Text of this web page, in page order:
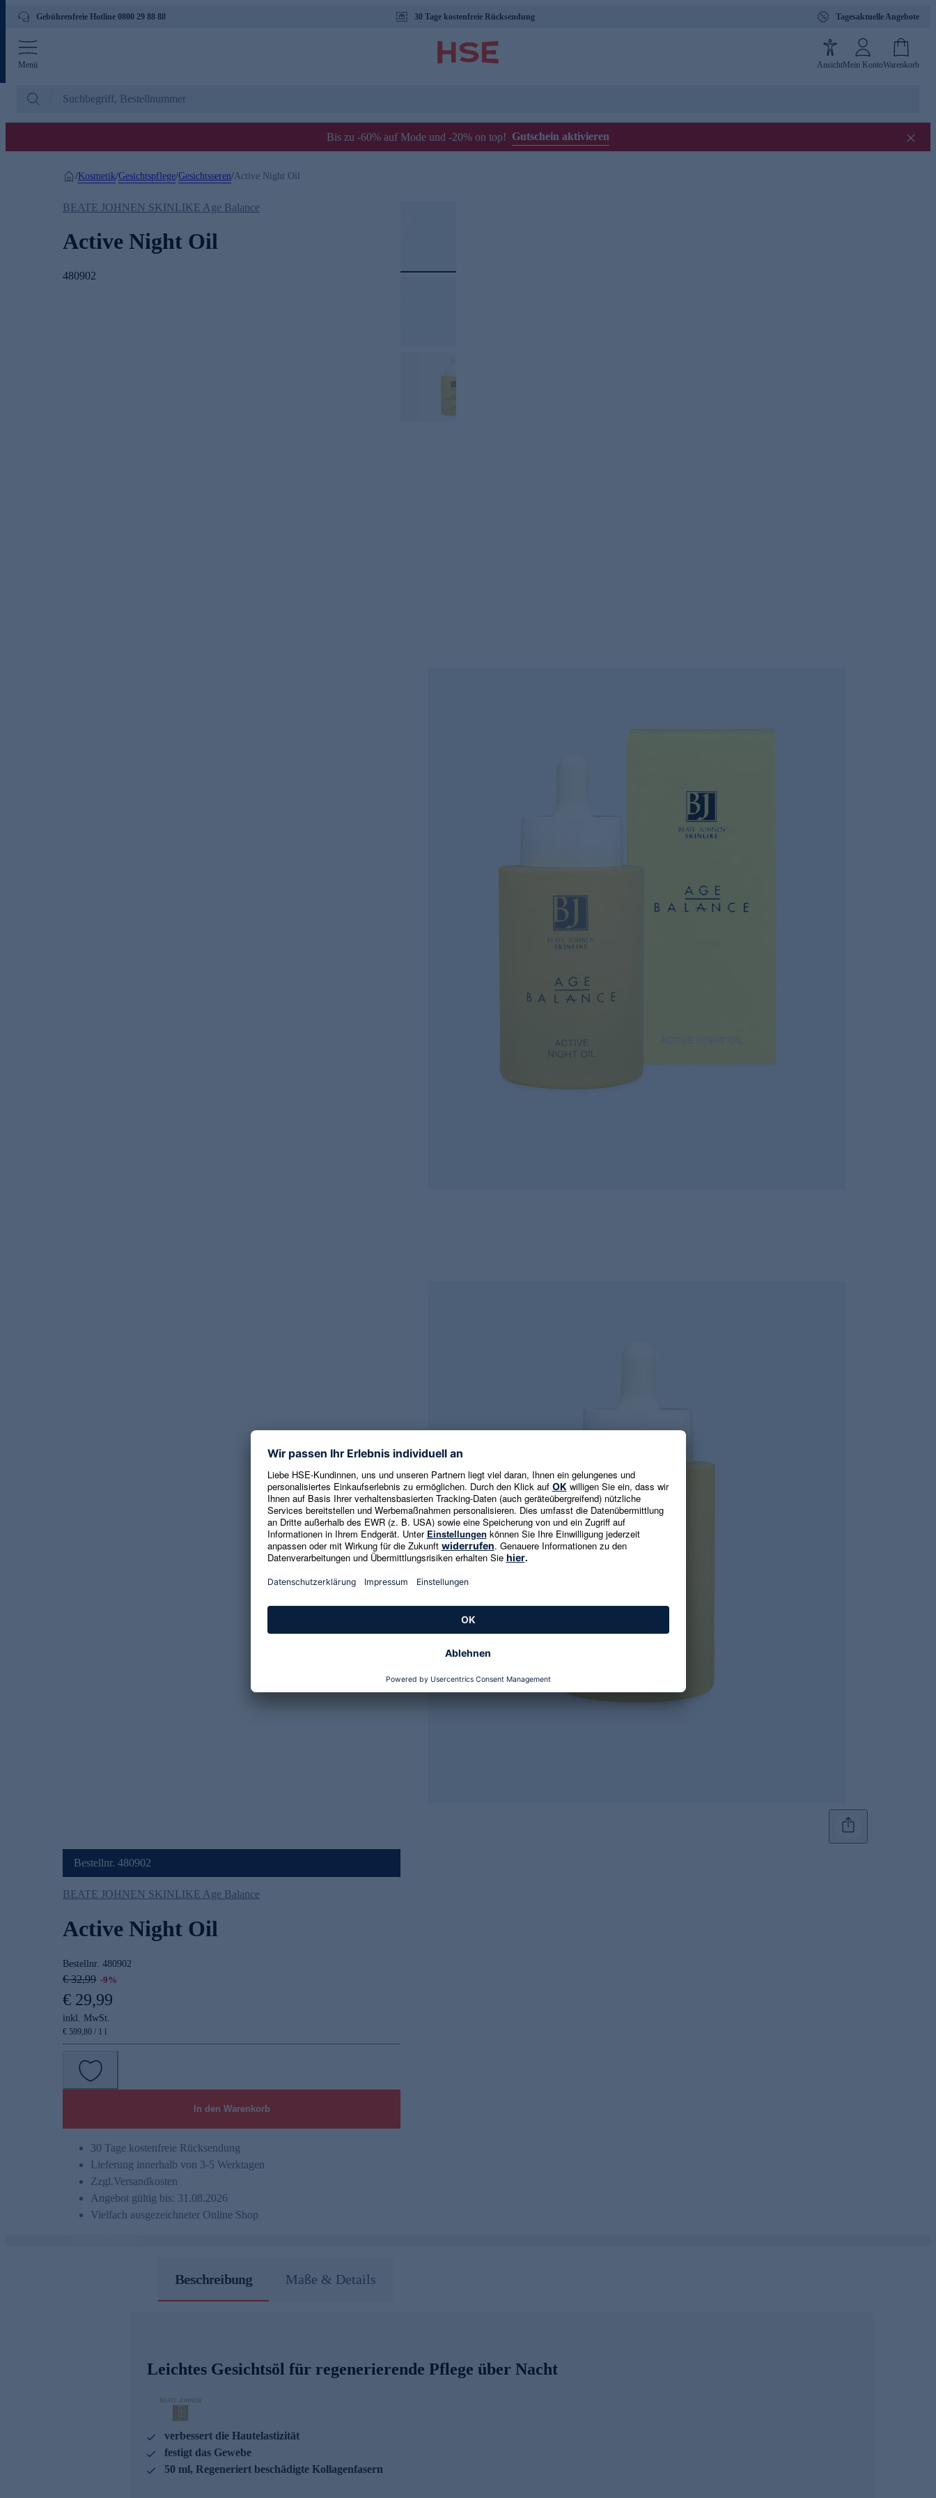
Gebührenfreie Hotline 0800 29 88 88 30 Tage kostenfreie Rücksendung Tagesaktuelle Angebote
Menü AnsichtMein KontoWarenkorb
Bis zu -60% auf Mode und -20% on top! Gutschein aktivieren
/Kosmetik/Gesichtspflege/Gesichtsseren/Active Night Oil
BEATE JOHNEN SKINLIKE Age Balance
Active Night Oil
480902
Bestellnr. 480902
BEATE JOHNEN SKINLIKE Age Balance
Active Night Oil
Bestellnr. 480902
€ 32,99 -9%
€ 29,99
inkl. MwSt.
€ 599,80 / 1 l
In den Warenkorb
30 Tage kostenfreie Rücksendung
Lieferung innerhalb von 3-5 Werktagen
Zzgl.Versandkosten
Angebot gültig bis: 31.08.2026
Vielfach ausgezeichneter Online Shop
Beschreibung Maße & Details
Leichtes Gesichtsöl für regenerierende Pflege über Nacht
verbessert die Hautelastizität
festigt das Gewebe
50 ml, Regeneriert beschädigte Kollagenfasern